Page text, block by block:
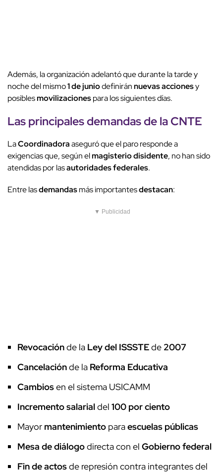
Además, la organización adelantó que durante la tarde y
noche del mismo1 de juniodefiniránnuevas accionesy
posiblesmovilizacionespara los siguientes días.
Las principalesdemandasde laCNTE
LaCoordinadoraaseguró que el paro responde a
exigencias que, según elmagisterio disidente, no han sido
atendidas por lasautoridades federales.
Entre lasdemandasmás importantesdestacan:
▼ Publicidad
Revocaciónde la Ley del ISSSTEde 2007
Cancelaciónde la Reforma Educativa
Cambiosen el sistema USICAMM
Incremento salarialdel 100 por ciento
Mayor mantenimiento paraescuelas públicas
Mesa de diálogodirecta con el Gobierno federal
Fin de actosde represión contra integrantes del